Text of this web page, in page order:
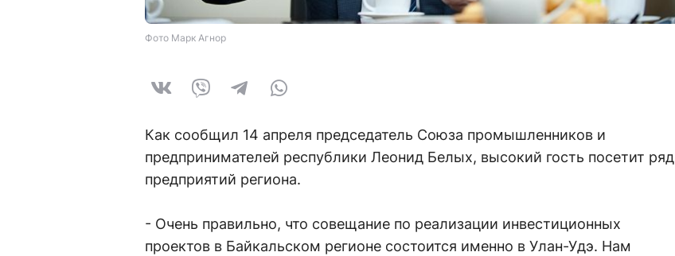
Фото Марк Агнор
Как сообщил 14 апреля председатель Союза промышленников и
предпринимателей республики Леонид Белых, высокий гость посетит ряд
предприятий региона.
- Очень правильно, что совещание по реализации инвестиционных
проектов в Байкальском регионе состоится именно в Улан-Удэ. Нам